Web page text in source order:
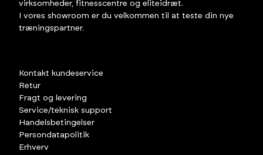
virksomheder, fitnesscentre og eliteidræt.
I vores showroom er du velkommen til at teste din nye
træningspartner.
Kontakt kundeservice
Retur
Fragt og levering
Service/teknisk support
Handelsbetingelser
Persondatapolitik
Erhverv